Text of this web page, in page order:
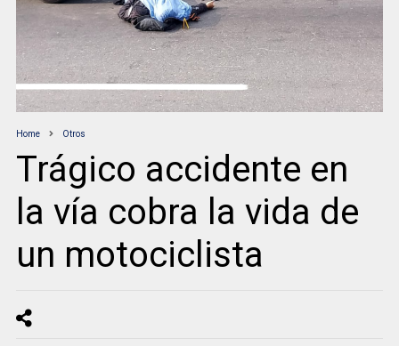
Home Otros
Trágico accidente en
la vía cobra la vida de
un motociclista